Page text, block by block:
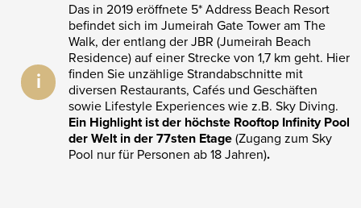
i
Das in 2019 eröffnete 5* Address Beach Resort
befindet sich im Jumeirah Gate Tower am The
Walk, der entlang der JBR (Jumeirah Beach
Residence) auf einer Strecke von 1,7 km geht. Hier
finden Sie unzählige Strandabschnitte mit
diversen Restaurants, Cafés und Geschäften
sowie Lifestyle Experiences wie z.B. Sky Diving.
Ein Highlight ist der höchste Rooftop Infinity Pool
der Welt in der 77sten Etage (Zugang zum Sky
Pool nur für Personen ab 18 Jahren).